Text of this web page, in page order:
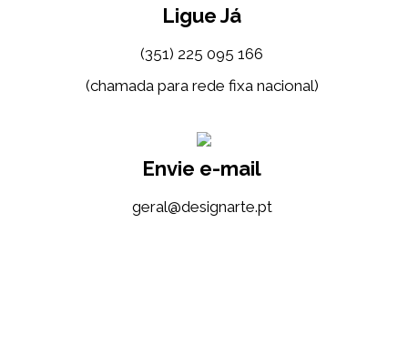
Ligue Já
(351) 225 095 166
(chamada para rede fixa nacional)
Envie e-mail
tp.etrangised@lareg